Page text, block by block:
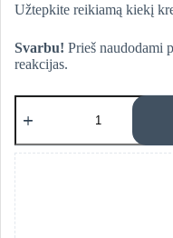
Užtepkite reikiamą kiekį
Svarbu! Prieš naudodami
reakcijas.
produkto
kiekis:
drėkinamasis
kūno
kremas